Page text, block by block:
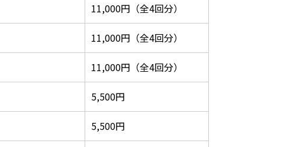
11,000円（全4回分）
11,000円（全4回分）
11,000円（全4回分）
5,500円
5,500円